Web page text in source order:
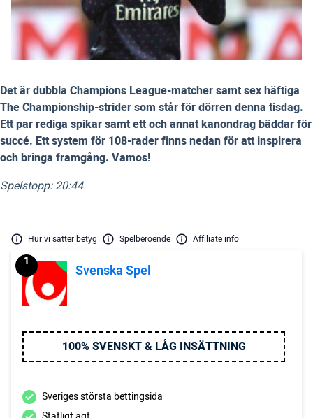
Det är dubbla Champions League-matcher samt sex häftiga
The Championship-strider som står för dörren denna tisdag.
Ett par rediga spikar samt ett och annat kanondrag bäddar för
succé. Ett system för 108-rader finns nedan för att inspirera
och bringa framgång. Vamos!
Spelstopp: 20:44
Hur vi sätter betyg Spelberoende Affiliate info
Svenska Spel
1
100% SVENSKT & LÅG INSÄTTNING
Sveriges största bettingsida